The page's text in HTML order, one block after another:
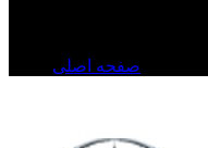
صفحه اصلی